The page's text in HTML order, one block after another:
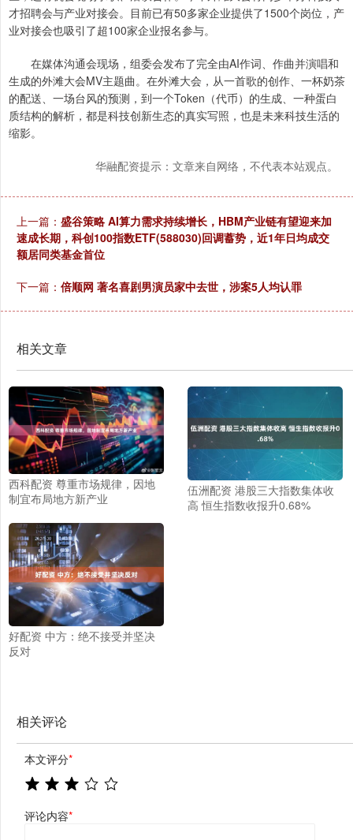
才招聘会与产业对接会。目前已有50多家企业提供了1500个岗位，产
业对接会也吸引了超100家企业报名参与。
在媒体沟通会现场，组委会发布了完全由AI作词、作曲并演唱和
生成的外滩大会MV主题曲。在外滩大会，从一首歌的创作、一杯奶茶
的配送、一场台风的预测，到一个Token（代币）的生成、一种蛋白
质结构的解析，都是科技创新生态的真实写照，也是未来科技生活的
缩影。
华融配资提示：文章来自网络，不代表本站观点。
上一篇： 盛谷策略 AI算力需求持续增长，HBM产业链有望迎来加
速成长期，科创100指数ETF(588030)回调蓄势，近1年日均成交
额居同类基金首位
下一篇： 倍顺网 著名喜剧男演员家中去世，涉案5人均认罪
相关文章
西科配资 尊重市场规律，因地
制宜布局地方新产业
伍洲配资 港股三大指数集体收
高 恒生指数收报升0.68%
好配资 中方：绝不接受并坚决
反对
相关评论
本文评分*
评论内容*